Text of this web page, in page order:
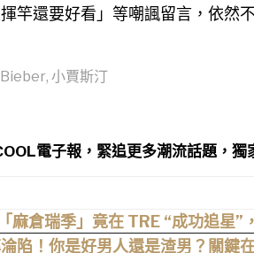
竿還要好看」等嘲諷留言，依然
, 小賈斯汀
電子報，緊追更多潮流話題，獨
麻倉瑞季」竟在 TRE “成功追星
陷！你是好男人還是渣男？關鍵